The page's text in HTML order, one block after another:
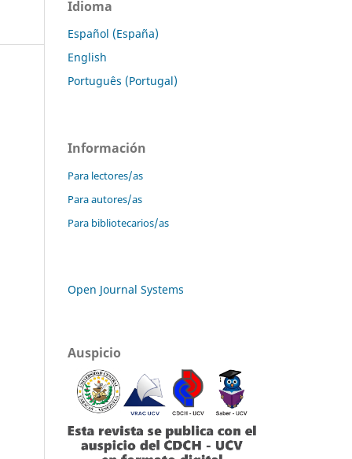
Idioma
Español (España)
English
Português (Portugal)
Información
Para lectores/as
Para autores/as
Para bibliotecarios/as
Open Journal Systems
Auspicio